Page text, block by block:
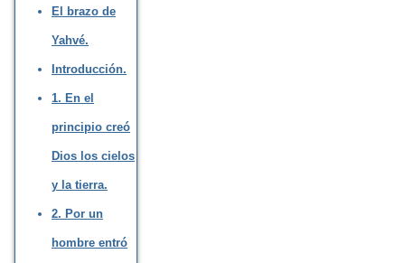
El brazo de
Yahvé.
Introducción.
1. En el
principio creó
Dios los cielos
y la tierra.
2. Por un
hombre entró